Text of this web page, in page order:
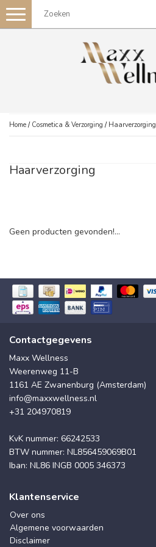
Toggle
navigation
Home / Cosmetica & Verzorging / Haarverzorging
Haarverzorging
Geen producten gevonden!...
Contactgegevens
Maxx Wellness
Weerenweg 11-B
1161 AE Zwanenburg (Amsterdam)
info@maxxwellness.nl
+31 204970819
KvK nummer: 66242533
BTW nummer: NL856459069B01
Iban: NL86 INGB 0005 346373
Klantenservice
Over ons
Algemene voorwaarden
Disclaimer